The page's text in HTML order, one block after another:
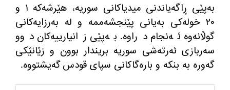
به‌پێی ڕاگه‌یاندنی میدیاكانی سوریه‌، هێرشه‌كه ١ و
٢٠ خوله‌كی به‌یانی پێنجشه‌ممه‌ و‌ له‌ به‌رزایه‌كانی
گوڵانه‌وه‌ ئه‌نجام دراوه‌. به‌پێی زانیارییه‌كان دوو
سه‌ربازی ئه‌رته‌شی سوریه‌ بریندار بوون و زێانێكی
گه‌وره‌ به‌ بنكه‌ و باره‌گاكانی سپای قودس گه‌یشتووه‌.